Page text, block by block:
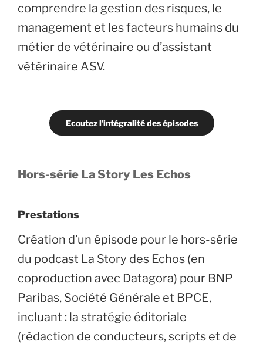
comprendre la gestion des risques, le
management et les facteurs humains du
métier de vétérinaire ou d’assistant
vétérinaire ASV.
Ecoutez l’intégralité des épisodes
Hors-série La Story Les Echos
Prestations
Création d’un épisode pour le hors-série
du podcast La Story des Echos (en
coproduction avec Datagora) pour BNP
Paribas, Société Générale et BPCE,
incluant : la stratégie éditoriale
(rédaction de conducteurs, scripts et de